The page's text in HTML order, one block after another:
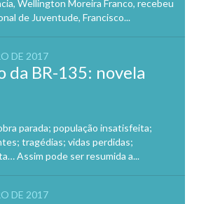
Wellington Moreira Franco, recebeu
de Juventude, Francisco...
DE 2017
da BR-135: novela
parada; população insatisfeita;
tragédias; vidas perdidas;
Assim pode ser resumida a...
DE 2017